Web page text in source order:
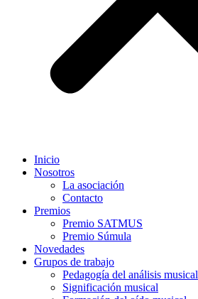
Inicio
Nosotros
La asociación
Contacto
Premios
Premio SATMUS
Premio Súmula
Novedades
Grupos de trabajo
Pedagogía del análisis musical
Significación musical